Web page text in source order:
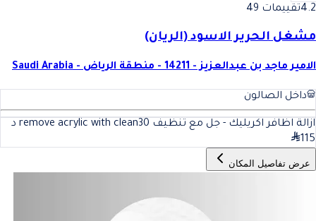
4.2تقييمات 49
مشغل الحرير الاسود (الريان)
الامير ماجد بن عبدالعزيز - 14211 - منطقة الرياض - Saudi Arabia
داخل الصالون
ازالة اظافر اكريليك - جل مع تنظيف remove acrylic with clean 30
د
115
عرض تفاصيل المكان